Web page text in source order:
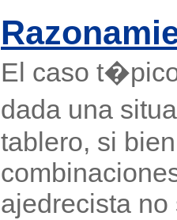
El caso
dada una
tablero, si
ajedrecista